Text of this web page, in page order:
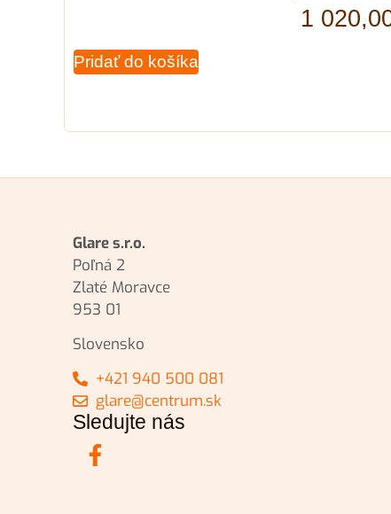
1
Pridať do košíka
Glare s.r.o.
Poľná 2
Zlaté Moravce
953 01
Slovensko
+421 940 500 081
glare@centrum.sk
Sledujte nás